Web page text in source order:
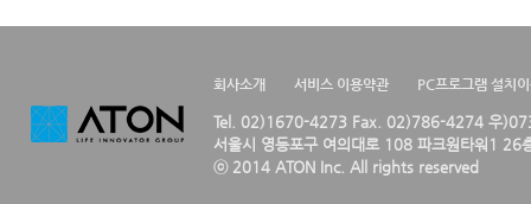
회사소개 서비스 이용약관 PC프로그램 설치
Tel. 02)1670-4273 Fax. 02)786-4274 우
서울시 영등포구 여의대로 108 파크원타워1 26
ⓒ 2014 ATON Inc. All rights reserved